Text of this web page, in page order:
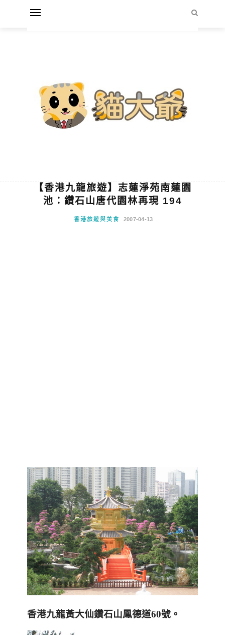
【香港九龍旅遊】志蓮淨苑南蓮園
池：鑽石山唐代園林再現 194
香港旅遊與美食 2007-04-13
香港九龍黃大仙鑽石山鳳德道60號 。